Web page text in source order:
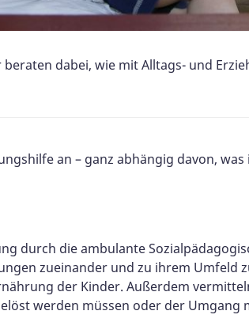
dabei, wie mit Alltags- und
an – ganz abhängig davon,
durch die ambulante
zueinander und zu ihrem Umfeld
der Kinder. Außerdem
werden müssen oder der Umgang